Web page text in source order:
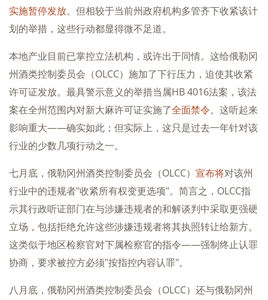
实施暂停发放。但相较于当前州政府机构多管齐下收紧该计
划的举措，这些行动都显得微不足道。
本地产业目前已掌控立法机构，或许出于同情。这给俄勒冈
州酒类控制委员会（OLCC）施加了下行压力，迫使其收紧
许可证发放。最具警示意义的举措当属HB 4016法案，该法
案在全州范围内对新大麻许可证实施了全面禁令。这听起来
影响重大——确实如此；但实际上，这只是过去一年针对该
行业的少数几项行动之一。
七月底，俄勒冈州酒类控制委员会（OLCC） 宣布将对该州
行业中的违规者"收紧所有权变更选项"。简言之，OLCC指
示其行政听证部门在与涉嫌违规者的和解谈判中采取更强硬
立场，包括拒绝允许这些涉嫌违规者将其执照转让给新方。
这类似于地区检察官对下属检察官的指令——强制终止认罪
协商，要求被控方必须"按指控内容认罪"。
八月底，俄勒冈州酒类控制委员会（OLCC）还与俄勒冈州